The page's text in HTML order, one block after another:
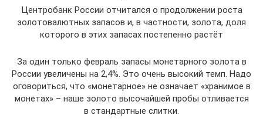
Центробанк России отчитался о продолжении роста
золотовалютных запасов и, в частности, золота, доля
которого в этих запасах постепенно растёт
За один только февраль запасы монетарного золота в
России увеличены на 2,4%. Это очень высокий темп. Надо
оговориться, что «монетарное» не означает «хранимое в
монетах» – наше золото высочайшей пробы отливается
в стандартные слитки.